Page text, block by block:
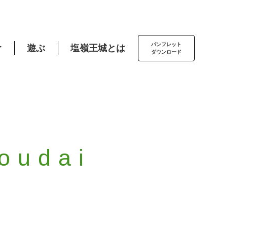
遊ぶ 塩嶺王城とは
パンフレット
ダウンロード